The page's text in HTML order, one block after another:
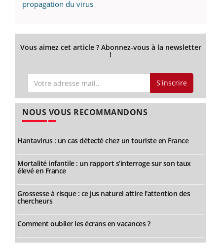
propagation du virus
Vous aimez cet article ? Abonnez-vous à la newsletter
!
S'inscrire
NOUS VOUS RECOMMANDONS
Hantavirus : un cas détecté chez un touriste en France
Mortalité infantile : un rapport s’interroge sur son taux
élevé en France
Grossesse à risque : ce jus naturel attire l'attention des
chercheurs
Comment oublier les écrans en vacances ?